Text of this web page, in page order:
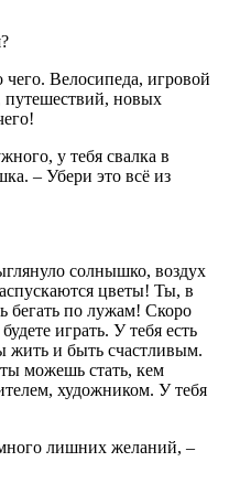
Велосипеда, игровой
путешествий, новых
у тебя свалка в
– Убери это всё из
солнышко, воздух
цветы! Ты, в
бегать по лужам! Скоро
играть. У тебя есть
жить и быть счастливым.
можешь стать, кем
художником. У тебя
лишних желаний, –